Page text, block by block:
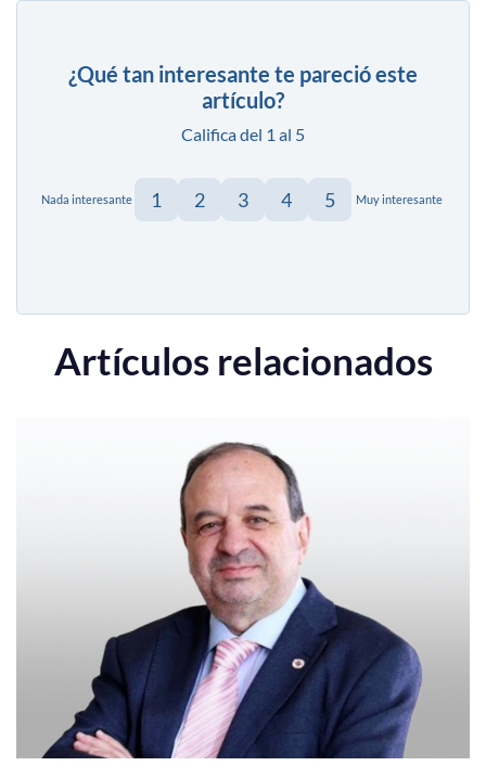
¿Qué tan interesante te pareció este
artículo?
Califica del 1 al 5
Nada interesante 1 2 3 4 5 Muy interesante
Artículos relacionados